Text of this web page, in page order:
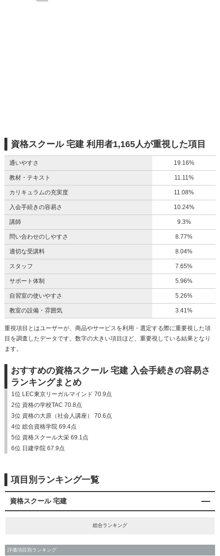
資格スクール 宅建 利用者1,165人が重視した項目
通いやすさ 19.16%
教材・テキスト 11.11%
カリキュラムの充実度 11.08%
入会手続きの容易さ 10.24%
講師 9.3%
問い合わせのしやすさ 8.77%
適切な受講料 8.04%
スタッフ 7.65%
サポート体制 5.96%
自習室の使いやすさ 5.26%
教室の設備・雰囲気 3.41%
重視項目とはユーザーが、商品やサービスを利用・選定する際に重要視した項
目を調査したデータです。数字の大きい項目ほど、重要視している結果となり
ます。
おすすめの資格スクール 宅建 入会手続きの容易さ
ランキングまとめ
1位 LEC東京リーガルマインド 70.9点
2位 資格の学校TAC 70.8点
3位 資格の大原（社会人講座） 70.6点
4位 総合資格学院 69.4点
5位 資格スクール大栄 69.1点
6位 日建学院 67.9点
項目別ランキング一覧
資格スクール 宅建
総合ランキング
評価項目別ランキング